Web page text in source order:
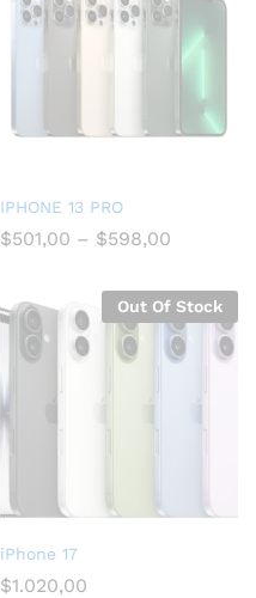
IPHONE 13 PRO
$501,00 – $598,00
Out Of Stock
iPhone 17
$1.020,00